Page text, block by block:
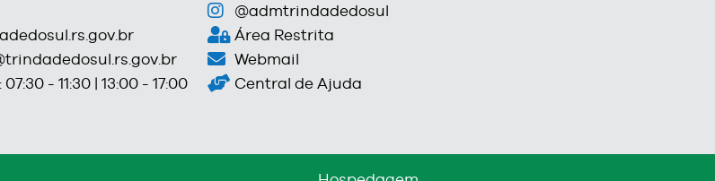
- 11:30 | 13:00 - 17:00
@admtrindadedosul
Área Restrita
Webmail
Central de Ajuda